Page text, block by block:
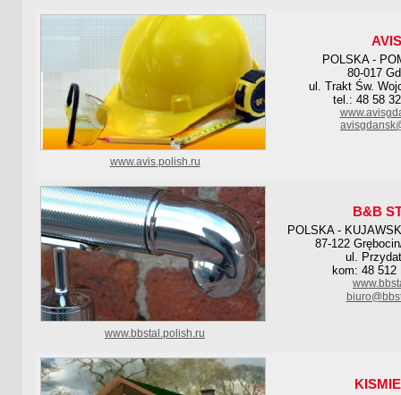
AVIS
POLSKA -
80-017
ul. Trakt Św.
tel.: 48 58
www.avis.polish.ru
B&B
POLSKA -
87-122
ul.
kom: 48 512
www.bbstal.polish.ru